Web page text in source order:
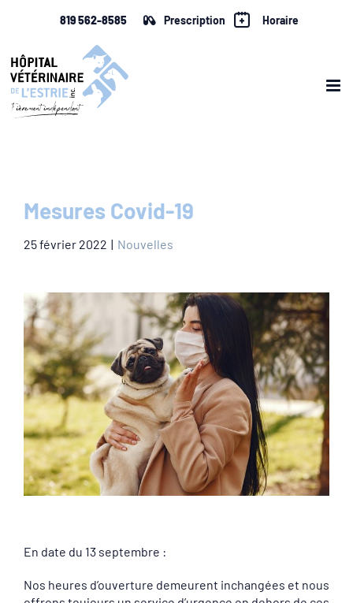
819 562-8585 Prescription Horaire
Mesures Covid-19
25 février 2022 | Nouvelles
En date du 13 septembre :
Nos heures d’ouverture demeurent inchangées et nous